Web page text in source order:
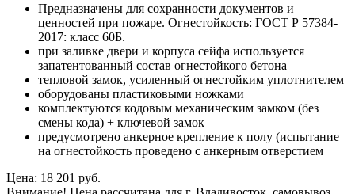
Предназначены для сохранности документов и
ценностей при пожаре. Огнестойкость: ГОСТ Р 57384-
2017: класс 60Б.
при заливке двери и корпуса сейфа используется
запатентованный состав огнестойкого бетона
тепловой замок, усиленный огнестойким уплотнителем
оборудованы пластиковыми ножками
комплектуются кодовым механическим замком (без
смены кода) + ключевой замок
предусмотрено анкерное крепление к полу (испытание
на огнестойкость проведено с анкерным отверстием
Цена: 18 201 руб.